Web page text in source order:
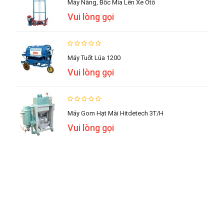
Máy Nâng, Bốc Mía Lên Xe Ôtô
Vui lòng gọi
Máy Tuốt Lúa 1200
Vui lòng gọi
Máy Gom Hạt Mài Hitdetech 3T/h
Vui lòng gọi